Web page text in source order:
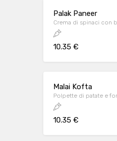
Palak Paneer
Crema di spinaci con
10.35 €
Malai Kofta
Polpette di patate e
10.35 €